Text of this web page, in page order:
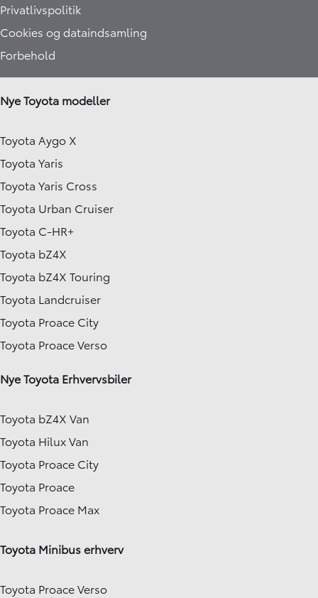
Privatlivspolitik
Cookies og dataindsamling
Forbehold
Nye Toyota modeller
Toyota Aygo X
Toyota Yaris
Toyota Yaris Cross
Toyota Urban Cruiser
Toyota C-HR+
Toyota bZ4X
Toyota bZ4X Touring
Toyota Landcruiser
Toyota Proace City
Toyota Proace Verso
Nye Toyota Erhvervsbiler
Toyota bZ4X Van
Toyota Hilux Van
Toyota Proace City
Toyota Proace
Toyota Proace Max
Toyota Minibus erhverv
Toyota Proace Verso